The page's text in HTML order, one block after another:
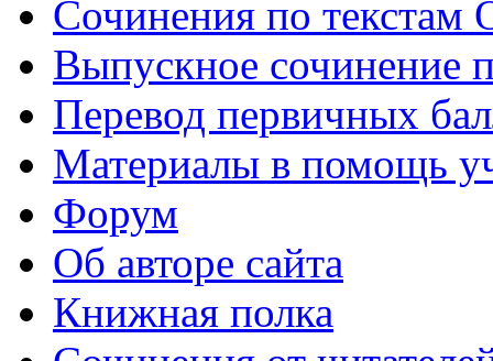
Сочинения по текстам
Выпускное сочинение
Перевод первичных
Материалы в помощь
Форум
Об авторе сайта
Книжная полка